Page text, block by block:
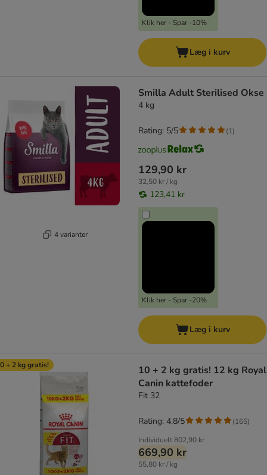
Klik her - Spar -10%
Læg i kurv
4 varianter
Smilla Adult Sterilised Okse
4 kg
129,90 kr
32,50 kr / kg
123,41 kr
Klik her - Spar -20%
Rating: 5/5 (1)
Læg i kurv
+ 2 kg gratis!
10 + 2 kg gratis! 12 kg Royal
Canin kattefoder
Fit 32
Individuelt802,90 kr
669,90 kr
55,80 kr / kg
Rating: 4.8/5 (165)